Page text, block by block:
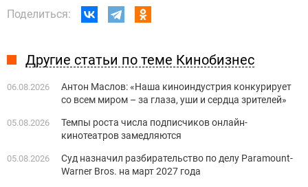
Поделиться:
Другие статьи по теме Кинобизнес
06.08.2026
Антон Маслов: «Наша киноиндустрия конкурирует
со всем миром – за глаза, уши и сердца зрителей»
05.08.2026
Темпы роста числа подписчиков онлайн-
кинотеатров замедляются
05.08.2026
Суд назначил разбирательство по делу Paramount-
Warner Bros. на март 2027 года